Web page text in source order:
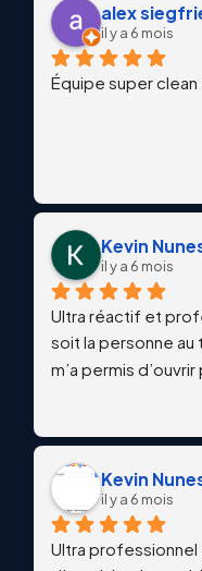
alex
il y a 6 mois
Équipe super clean
Kevin
il y a 6 mois
Ultra réactif et
soit la personne au
m’a permis
Kevin
il y a 6 mois
Ultra